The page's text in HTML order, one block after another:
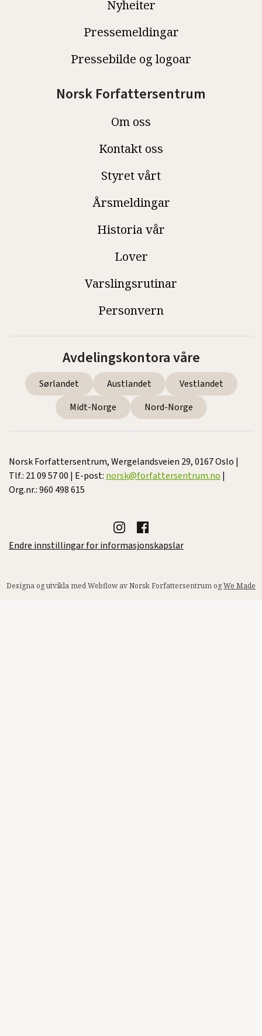
Nyheiter
Pressemeldingar
Pressebilde og logoar
Norsk Forfattersentrum
Om oss
Kontakt oss
Styret vårt
Årsmeldingar
Historia vår
Lover
Varslingsrutinar
Personvern
Avdelingskontora våre
Sørlandet Austlandet
Vestlandet
Midt-Norge
Nord-Norge
Norsk Forfattersentrum, Wergelandsveien 29, 0167 Oslo |
Tlf.: 21 09 57 00 | E-post: norsk@forfattersentrum.no |
Org.nr.: 960 498 615
Endre innstillingar for informasjonskapslar
Designa og utvikla med Webflow av Norsk Forfattersentrum ogWe Made